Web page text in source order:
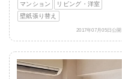
マンション
リビング・洋室
壁紙張り替え
2017年07月05日公開